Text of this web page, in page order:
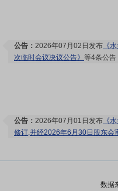
公告： 2026年07月02日发布 《
次临时会议决议公告》 等4条公告
公告： 2026年07月01日发布 《
修订,并经2026年6月30日股东会
数据